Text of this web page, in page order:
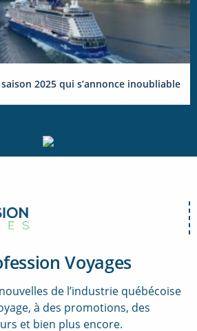
2025 qui s’annonce inoubliable
Voyages
de l’industrie québécoise
à des promotions, des
et bien plus encore.